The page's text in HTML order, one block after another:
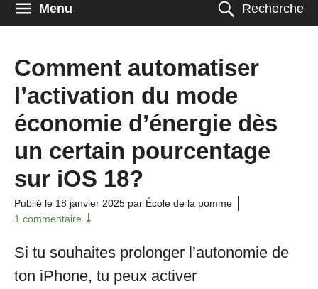
Menu Recherche
Comment automatiser
l’activation du mode
économie d’énergie dès
un certain pourcentage
sur iOS 18?
Publié le 18 janvier 2025 par École de la pomme
1 commentaire
Si tu souhaites prolonger l’autonomie de
ton iPhone, tu peux activer